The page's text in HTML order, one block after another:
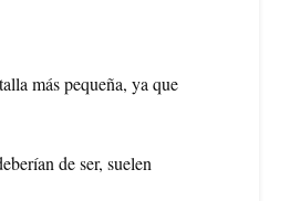
más pequeña, ya que
de ser, suelen